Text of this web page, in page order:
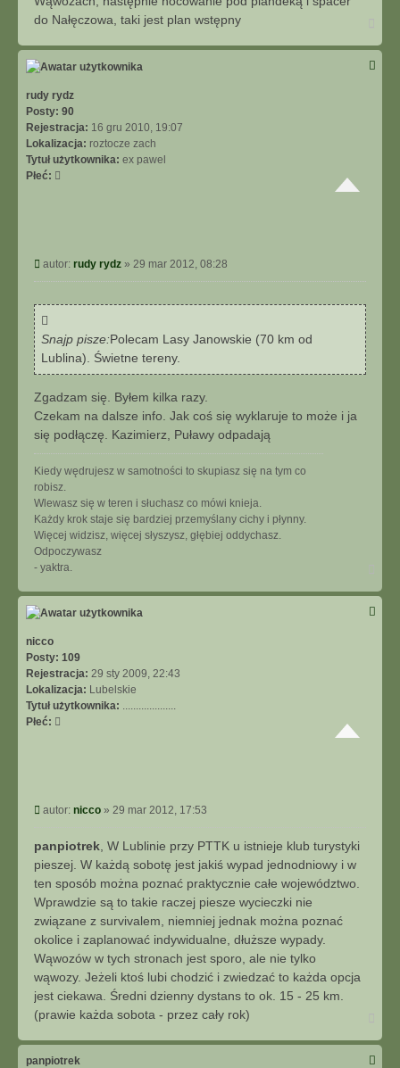
do Nałęczowa, taki jest plan wstępny
g
ó
rudy rydz
Posty: 90
Rejestracja: 16 gru 2010, 19:07
Lokalizacja: roztocze zach
Tytuł użytkownika: ex pawel
Płeć:
P
o
autor: rudy rydz » 29 mar 2012, 08:28
Snajp pisze:Polecam Lasy Janowskie (70 km od
Lublina). Świetne tereny.
Zgadzam się. Byłem kilka razy.
Czekam na dalsze info. Jak coś się wyklaruje to może i ja
się podłączę. Kazimierz, Puławy odpadają
Kiedy wędrujesz w samotności to skupiasz się na tym co
robisz.
Wlewasz się w teren i słuchasz co mówi knieja.
Każdy krok staje się bardziej przemyślany cichy i płynny.
Więcej widzisz, więcej słyszysz, głębiej oddychasz.
Odpoczywasz
- yaktra.
g
ó
nicco
Posty: 109
Rejestracja: 29 sty 2009, 22:43
Lokalizacja: Lubelskie
Tytuł użytkownika: ....................
Płeć:
P
s
autor: nicco » 29 mar 2012, 17:53
panpiotrek , W Lublinie przy PTTK u istnieje klub turystyki
pieszej. W każdą sobotę jest jakiś wypad jednodniowy i w
ten sposób można poznać praktycznie całe województwo.
Wprawdzie są to takie raczej piesze wycieczki nie
związane z survivalem, niemniej jednak można poznać
okolice i zaplanować indywidualne, dłuższe wypady.
Wąwozów w tych stronach jest sporo, ale nie tylko
wąwozy. Jeżeli ktoś lubi chodzić i zwiedzać to każda opcja
jest ciekawa. Średni dzienny dystans to ok. 15 - 25 km.
(prawie każda sobota - przez cały rok)
g
ó
panpiotrek